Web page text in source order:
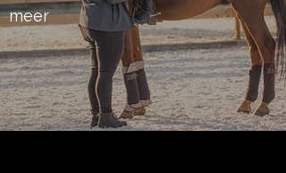
meer